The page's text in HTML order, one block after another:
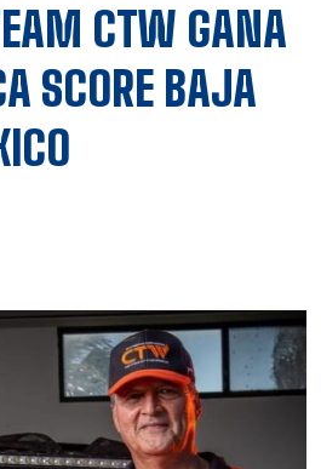
CTW GANA
SCORE BAJA